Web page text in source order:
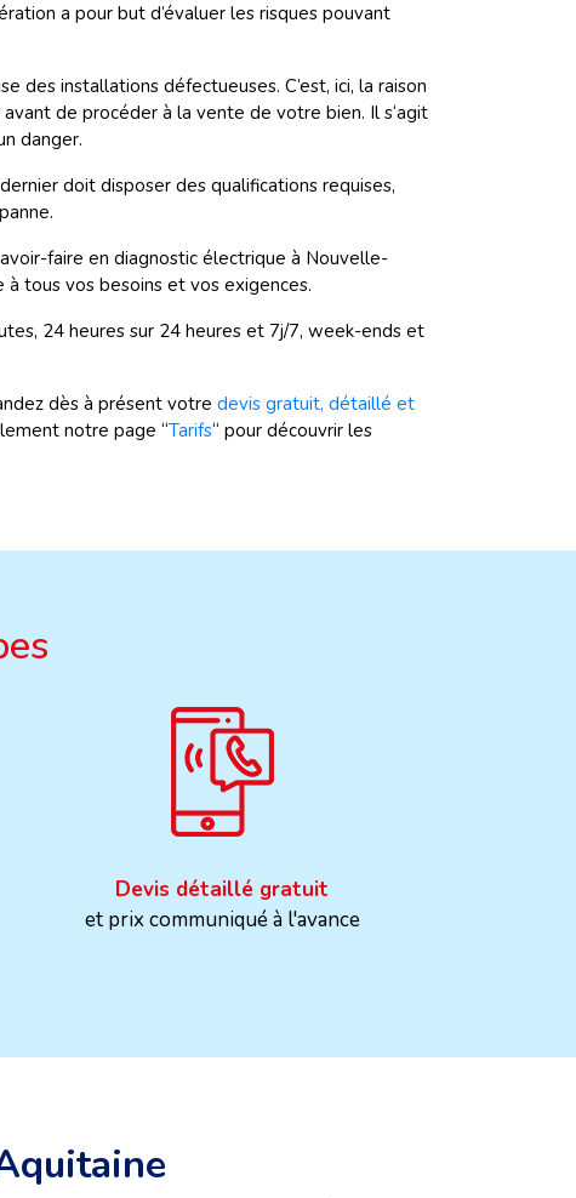
a pour but d’évaluer les risques pouvant
des installations défectueuses. C’est, ici, la raison
de procéder à la vente de votre bien. Il s‘agit
danger.
doit disposer des qualifications requises,
faire en diagnostic électrique à Nouvelle-
tous vos besoins et vos exigences.
24 heures sur 24 heures et 7j/7, week-ends et
dès à présent votre devis gratuit, détaillé et
notre page “Tarifs“ pour découvrir les
Devis détaillé gratuit
et prix communiqué à l'avance